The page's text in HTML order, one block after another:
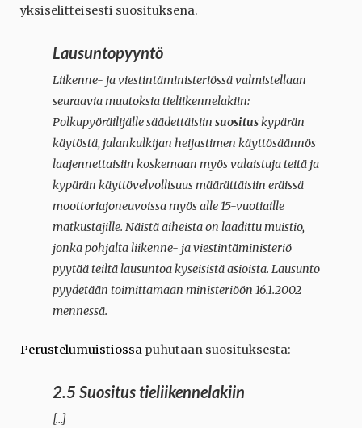
yksiselitteisesti suosituksena.
Lausuntopyyntö
Liikenne- ja viestintäministeriössä valmistellaan
seuraavia muutoksia tieliikennelakiin:
Polkupyöräilijälle säädettäisiin suosituskypärän
käytöstä, jalankulkijan heijastimen käyttösäännös
laajennettaisiin koskemaan myös valaistuja teitä ja
kypärän käyttövelvollisuus määrättäisiin eräissä
moottoriajoneuvoissa myös alle 15-vuotiaille
matkustajille. Näistä aiheista on laadittu muistio,
jonka pohjalta liikenne- ja viestintäministeriö
pyytää teiltä lausuntoa kyseisistä asioista. Lausunto
pyydetään toimittamaan ministeriöön 16.1.2002
mennessä.
Perustelumuistiossa puhutaan suosituksesta:
2.5 Suositus tieliikennelakiin
[…]